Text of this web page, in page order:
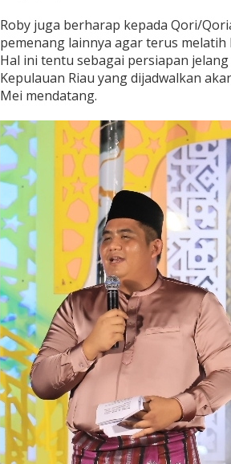
Roby juga berharap kepada Qori/
pemenang lainnya agar terus
Hal ini tentu sebagai persiapan
Kepulauan Riau yang dijadwalkan
Mei mendatang.